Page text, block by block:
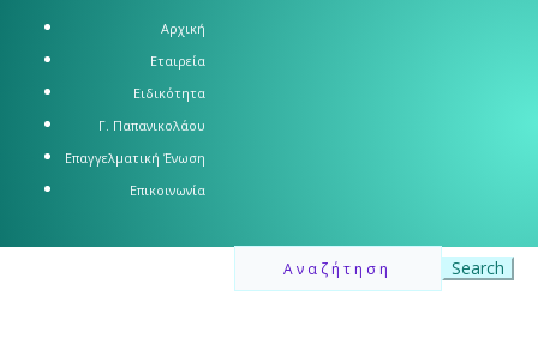
Αρχική
Εταιρεία
Ειδικότητα
Γ. Παπανικολάου
Επαγγελματική Ένωση
Επικοινωνία
for: